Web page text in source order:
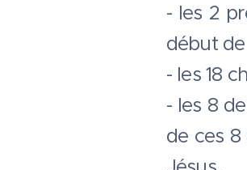
- les 2
début
- les 18
- les 8
de ces